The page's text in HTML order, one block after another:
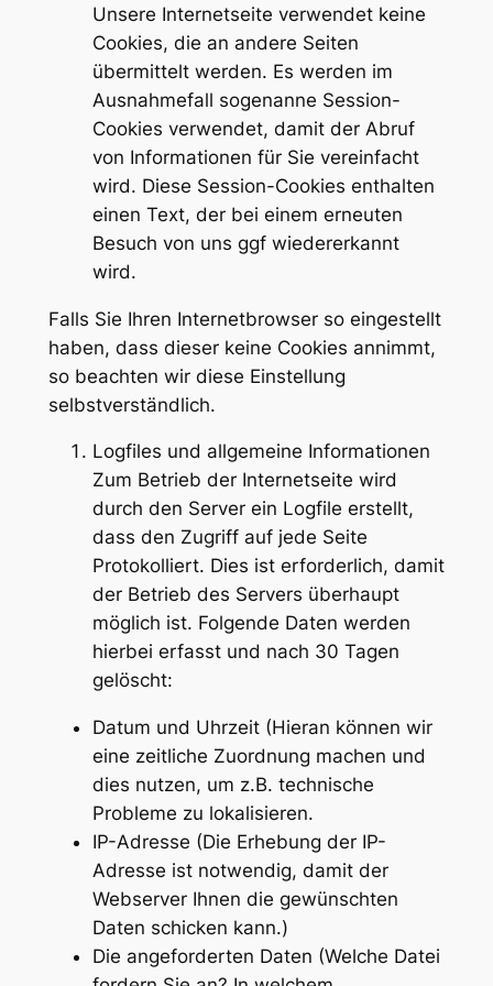
Unsere Internetseite verwendet keine
Cookies, die an andere Seiten
übermittelt werden. Es werden im
Ausnahmefall sogenanne Session-
Cookies verwendet, damit der Abruf
von Informationen für Sie vereinfacht
wird. Diese Session-Cookies enthalten
einen Text, der bei einem erneuten
Besuch von uns ggf wiedererkannt
wird.
Falls Sie Ihren Internetbrowser so eingestellt
haben, dass dieser keine Cookies annimmt,
so beachten wir diese Einstellung
selbstverständlich.
Logfiles und allgemeine Informationen
Zum Betrieb der Internetseite wird
durch den Server ein Logfile erstellt,
dass den Zugriff auf jede Seite
Protokolliert. Dies ist erforderlich, damit
der Betrieb des Servers überhaupt
möglich ist. Folgende Daten werden
hierbei erfasst und nach 30 Tagen
gelöscht:
Datum und Uhrzeit (Hieran können wir
eine zeitliche Zuordnung machen und
dies nutzen, um z.B. technische
Probleme zu lokalisieren.
IP-Adresse (Die Erhebung der IP-
Adresse ist notwendig, damit der
Webserver Ihnen die gewünschten
Daten schicken kann.)
Die angeforderten Daten (Welche Datei